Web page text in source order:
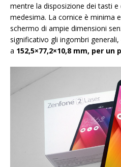
mentre la disposizione dei tasti
medesima. La cornice è minima
schermo di ampie dimensioni
significativo gli ingombri
a 152,5×77,2×10,8 mm, per un